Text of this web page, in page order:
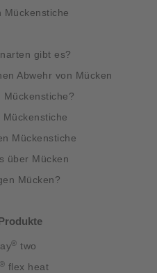
Mückenstiche
gibt es?
Abwehr von Mücken
Mückenstiche?
Mückenstiche
über Mücken
Mücken?
® two
® flex heat